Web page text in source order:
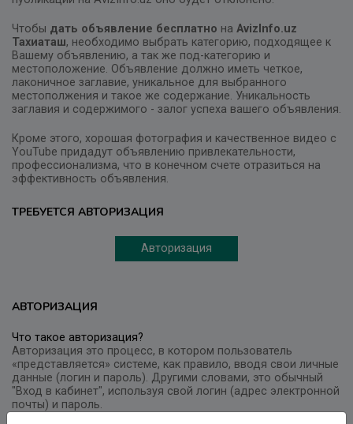
Чтобы дать объявление бесплатно на AvizInfo.uz
Тахиаташ, необходимо выбрать категорию, подходящее к
Вашему объявлению, а так же под-категорию и
местоположение. Объявление должно иметь четкое,
лаконичное заглавие, уникальное для выбранного
местополжения и такое же содержание. Уникальность
заглавия и содержимого - залог успеха вашего объявления.
Кроме этого, хорошая фотография и качественное видео с
YouTube придадут объявлению привлекательности,
профессионализма, что в конечном счете отразиться на
эффективность объявления.
ТРЕБУЕТСЯ АВТОРИЗАЦИЯ
Авторизация
АВТОРИЗАЦИЯ
Что такое авторизация?
Авторизация это процесс, в котором пользователь
«представляется» системе, как правило, вводя свои личные
данные (логин и пароль). Другими словами, это обычный
"Вход в кабинет", используя свой логин (адрес электронной
почты) и пароль.